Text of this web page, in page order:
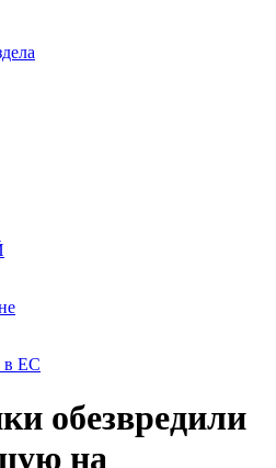
в ЕС
обезвредили
на